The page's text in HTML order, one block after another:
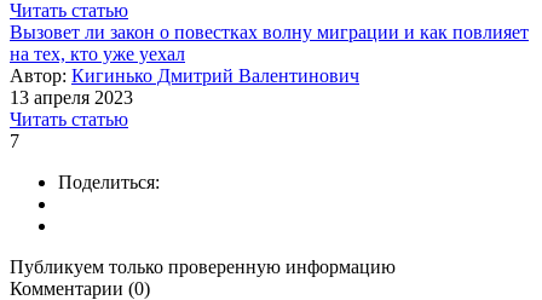
Читать статью
Вызовет ли закон о повестках волну миграции и как повлияет
на тех, кто уже уехал
Автор: Кигинько Дмитрий Валентинович
13 апреля 2023
Читать статью
7
Поделиться:
Публикуем только проверенную информацию
Комментарии (0)